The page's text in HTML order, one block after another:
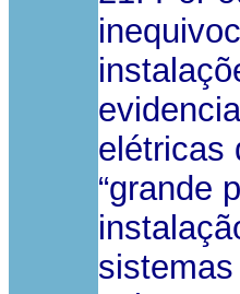
elétricas
“grande